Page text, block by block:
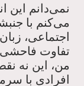
نمی‌دانم این
می‌کنم با
اجتماعی،
تفاوت فاحشی
من، این نه
افرادی با